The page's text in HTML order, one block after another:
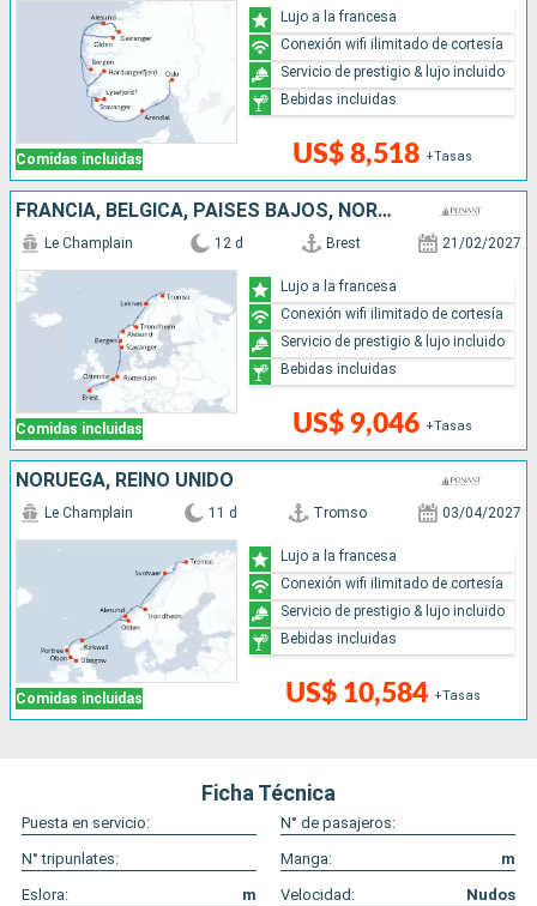
Comidas incluidas US$ 8,518 +Tasas
Lujo a la francesa
Conexión wifi ilimitado de cortesía
Servicio de prestigio & lujo incluido
Bebidas incluidas
FRANCIA, BÉLGICA, PAISES BAJOS, NORUEGA
Comidas incluidas
Le Champlain 12 d Brest 21/02/2027
US$ 9,046 +Tasas
Lujo a la francesa
Conexión wifi ilimitado de cortesía
Servicio de prestigio & lujo incluido
Bebidas incluidas
NORUEGA, REINO UNIDO
Comidas incluidas
Le Champlain 11 d Tromso 03/04/2027
US$ 10,584 +Tasas
Lujo a la francesa
Conexión wifi ilimitado de cortesía
Servicio de prestigio & lujo incluido
Bebidas incluidas
Ficha Técnica
Puesta en servicio:
N° de pasajeros:
N° tripunlates:
Manga:
m
Eslora:
m Velocidad: Nudos